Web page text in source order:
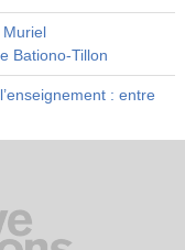
Muriel
Bationo‑Tillon
: entre